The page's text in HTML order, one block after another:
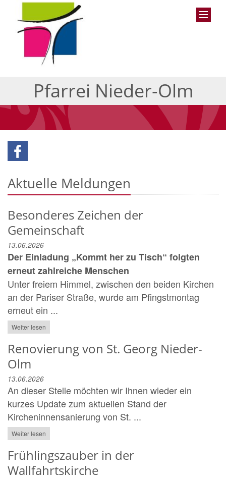
Pfarrei Nieder-Olm
Aktuelle Meldungen
Besonderes Zeichen der
Gemeinschaft
13.06.2026
Der Einladung „Kommt her zu Tisch“ folgten
erneut zahlreiche Menschen
Unter freiem Himmel, zwischen den beiden Kirchen
an der Pariser Straße, wurde am Pfingstmontag
erneut ein ...
Weiter lesen
Renovierung von St. Georg Nieder-
Olm
13.06.2026
An dieser Stelle möchten wir Ihnen wieder ein
kurzes Update zum aktuellen Stand der
Kircheninnensanierung von St. ...
Weiter lesen
Frühlingszauber in der
Wallfahrtskirche